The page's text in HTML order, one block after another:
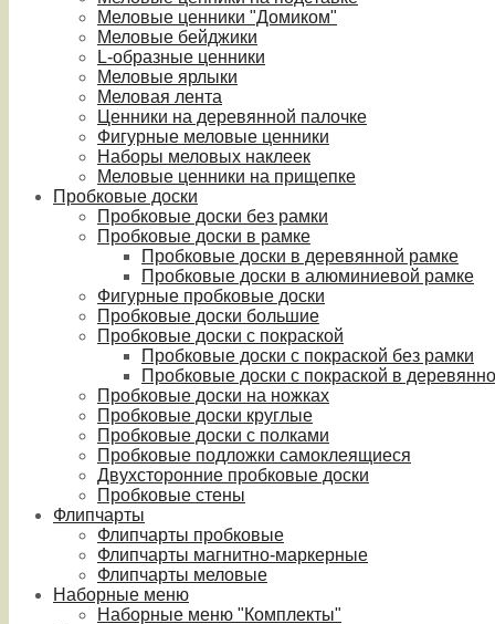
Меловые ценники "Домиком"
Меловые бейджики
L-образные ценники
Меловые ярлыки
Меловая лента
Ценники на деревянной палочке
Фигурные меловые ценники
Наборы меловых наклеек
Меловые ценники на прищепке
Пробковые доски
Пробковые доски без рамки
Пробковые доски в рамке
Пробковые доски в деревянной рамке
Пробковые доски в алюминиевой рамке
Фигурные пробковые доски
Пробковые доски большие
Пробковые доски с покраской
Пробковые доски с покраской без рамки
Пробковые доски с покраской в
Пробковые доски на ножках
Пробковые доски круглые
Пробковые доски с полками
Пробковые подложки самоклеящиеся
Двухсторонние пробковые доски
Пробковые стены
Флипчарты
Флипчарты пробковые
Флипчарты магнитно-маркерные
Флипчарты меловые
Наборные меню
Наборные меню "Комплекты"